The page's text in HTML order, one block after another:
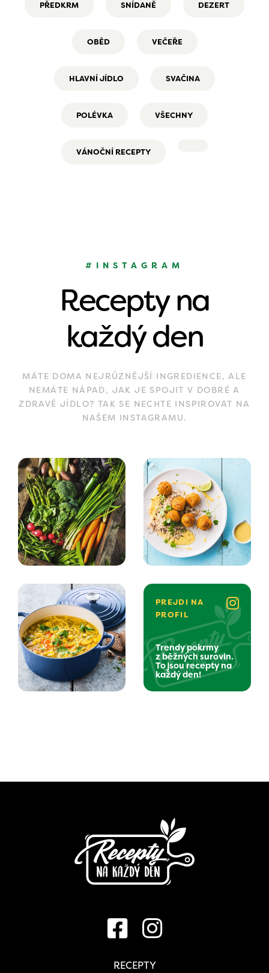
PŘEDKRM SNÍDANĚ DEZERT
OBĚD VEČEŘE
HLAVNÍ JÍDLO SVAČINA
POLÉVKA VŠECHNY
VÁNOČNÍ RECEPTY
#INSTAGRAM
Recepty na
každý den
MÁTE DOMA NEJRŮZNĚJŠÍ INGREDIENCE, ALE
NEMÁTE NÁPAD, JAK JE SPOJIT V DOBRÉ A
ZDRAVÉ JÍDLO? TAK SE NECHTE INSPIROVAT NA
NAŠEM INSTAGRAMU.
PREJDI NA
PROFIL
Trendy pokrmy
z běžných surovin.
To jsou recepty na
každý den!
RECEPTY